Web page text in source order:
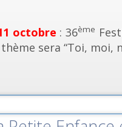
octobre : 36ème
sera “Toi, moi,